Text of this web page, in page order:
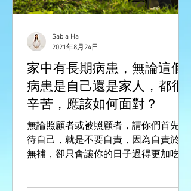
家中有長期病患，無論這個
病患是自己還是家人，都很
辛苦，應該如何面對？
無論照顧者或被照顧者，請你們首先善
待自己，就是不要自責，因為自責於事
無補，卻只會讓你的日子過得更加吃
Sabia Ha
2021年8月24日